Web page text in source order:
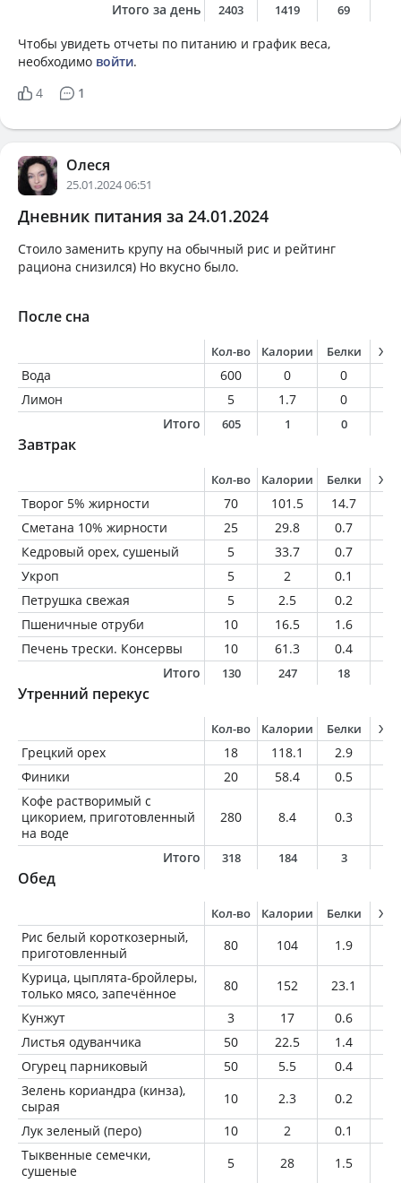
Итого за день 2403 1419 69
Чтобы увидеть отчеты по питанию и график веса,
необходимо войти.
4
1
Олеся
25.01.2024 06:51
Дневник питания за 24.01.2024
Стоило заменить крупу на обычный рис и рейтинг
рациона снизился) Но вкусно было.
После сна
Кол-во Калории Белки
Вода 600 0 0
Лимон
5 1.7 0
Итого
605 1 0
Завтрак
Кол-во Калории Белки
Творог 5% жирности 70 101.5 14.7
Сметана 10% жирности
25 29.8 0.7
Кедровый орех, сушеный
5 33.7 0.7
Укроп
5 2 0.1
Петрушка свежая
5 2.5 0.2
Пшеничные отруби
10 16.5 1.6
Печень трески. Консервы
10 61.3 0.4
Итого
130 247 18
Утренний перекус
Кол-во Калории Белки
Грецкий орех 18 118.1 2.9
Финики
20 58.4 0.5
Кофе растворимый с
цикорием, приготовленный
на воде
280 8.4 0.3
Итого 318 184 3
Обед
Кол-во Калории Белки
Рис белый короткозерный,
приготовленный
80 104 1.9
Курица, цыплята-бройлеры,
только мясо, запечённое
80 152 23.1
Кунжут
3 17 0.6
Листья одуванчика
50 22.5 1.4
Огурец парниковый
50 5.5 0.4
Зелень кориандра (кинза),
сырая
10 2.3 0.2
Лук зеленый (перо)
10 2 0.1
Тыквенные семечки,
сушеные
5 28 1.5